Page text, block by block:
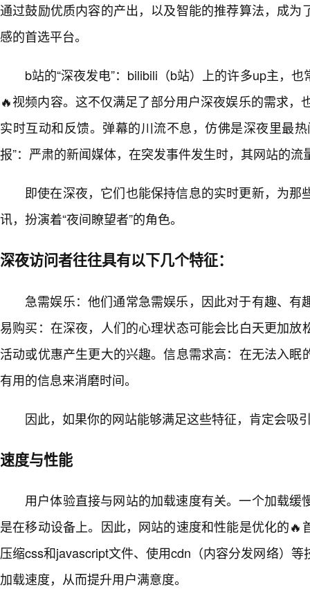
通过鼓励优质内容的产出，以及智能的推荐算法，成为
感的首选平台。
b站的“深夜发电”：bilibili（b站）上的许多up主，
🔥视频内容。这不仅满足了部分用户深夜娱乐的需求，
实时互动和反馈。弹幕的川流不息，仿佛是深夜里最
报”：严肃的新闻媒体，在突发事件发生时，其网站的流
即使在深夜，它们也能保持信息的实时更新，为那
讯，扮演着“夜间瞭望者”的角色。
深夜访问者往往具有以下几个特征：
急需娱乐：他们通常急需娱乐，因此对于有趣、有
易购买：在深夜，人们的心理状态可能会比白天更加放
活动或优惠产生更大的兴趣。信息需求高：在无法入眠
有用的信息来消磨时间。
因此，如果你的网站能够满足这些特征，肯定会吸
速度与性能
用户体验直接与网站的加载速度有关。一个加载缓
是在移动设备上。因此，网站的速度和性能是优化的🔥
压缩css和javascript文件、使用cdn（内容分发网络）
加载速度，从而提升用户满意度。